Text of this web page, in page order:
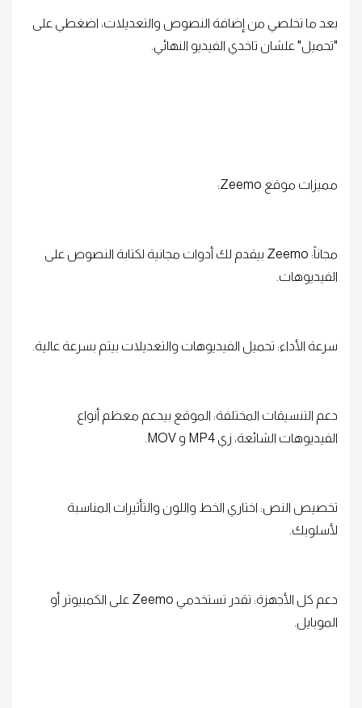
بعد ما تخلصي من إضافة النصوص والتعديلات، اضغطي على
"تحميل" علشان تاخدي الفيديو النهائي.
مميزات موقع Zeemo:
مجاناً: Zeemo بيقدم لك أدوات مجانية لكتابة النصوص على
الفيديوهات.
سرعة الأداء: تحميل الفيديوهات والتعديلات بيتم بسرعة عالية.
دعم التنسيقات المختلفة: الموقع بيدعم معظم أنواع
الفيديوهات الشائعة، زي MP4 و MOV.
تخصيص النص: اختاري الخط واللون والتأثيرات المناسبة
لأسلوبك.
دعم كل الأجهزة: تقدر تستخدمي Zeemo على الكمبيوتر أو
الموبايل.